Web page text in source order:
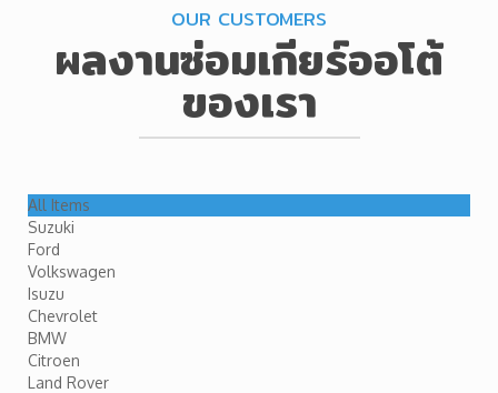
OUR CUSTOMERS
ผลงานซ่อมเกียร์ออโต้
ของเรา
All Items
Suzuki
Ford
Volkswagen
Isuzu
Chevrolet
BMW
Citroen
Land Rover